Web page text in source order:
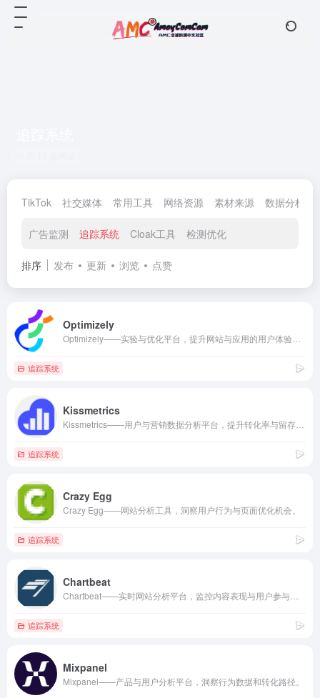
TikTok 社交媒体 常用工具 网络资源 素材来源 数据分析
广告监测 追踪系统 Cloak工具 检测优化
排序 发布 更新 浏览 点赞
Optimizely
追踪系统
Kissmetrics
追踪系统
Crazy Egg
Crazy Egg——网站分析工具，洞察用户行为与页面优化机会。
追踪系统
Chartbeat
追踪系统
Mixpanel
Mixpanel——产品与用户分析平台，洞察行为数据和转化路径。